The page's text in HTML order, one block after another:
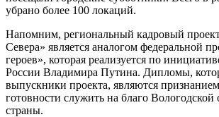
убрано более 100 локаций.
Напомним, региональный кадровый
Севера» является аналогом федеральной
героев», которая реализуется по
России Владимира Путина. Дипломы,
выпускники проекта, являются
готовности служить на благо Вологодской
страны.